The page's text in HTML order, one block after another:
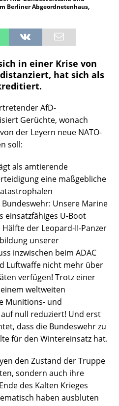
Berliner Abgeordnetenhaus,
in einer Krise von
hat sich als
AfD-
Gerüchte, wonach
der Leyern neue NATO-
soll:
als amtierende
eine maßgebliche
Unsere Marine
einsatzfähiges U-Boot
der Leopard-II-Panzer
unserer
inzwischen beim ADAC
Luftwaffe nicht mehr über
verfügen! Trotz einer
weltweiten
Munitions- und
null reduziert! Und erst
dass die Bundeswehr zu
für den Wintereinsatz hat.
den Zustand der Truppe
sondern auch ihre
des Kalten Krieges
haben ausbluten